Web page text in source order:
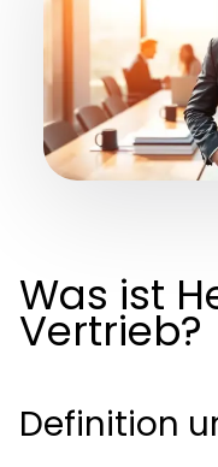
Was ist
Vertrieb?
Definition